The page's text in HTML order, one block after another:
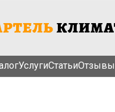
УслугиCтатьиОтзывы